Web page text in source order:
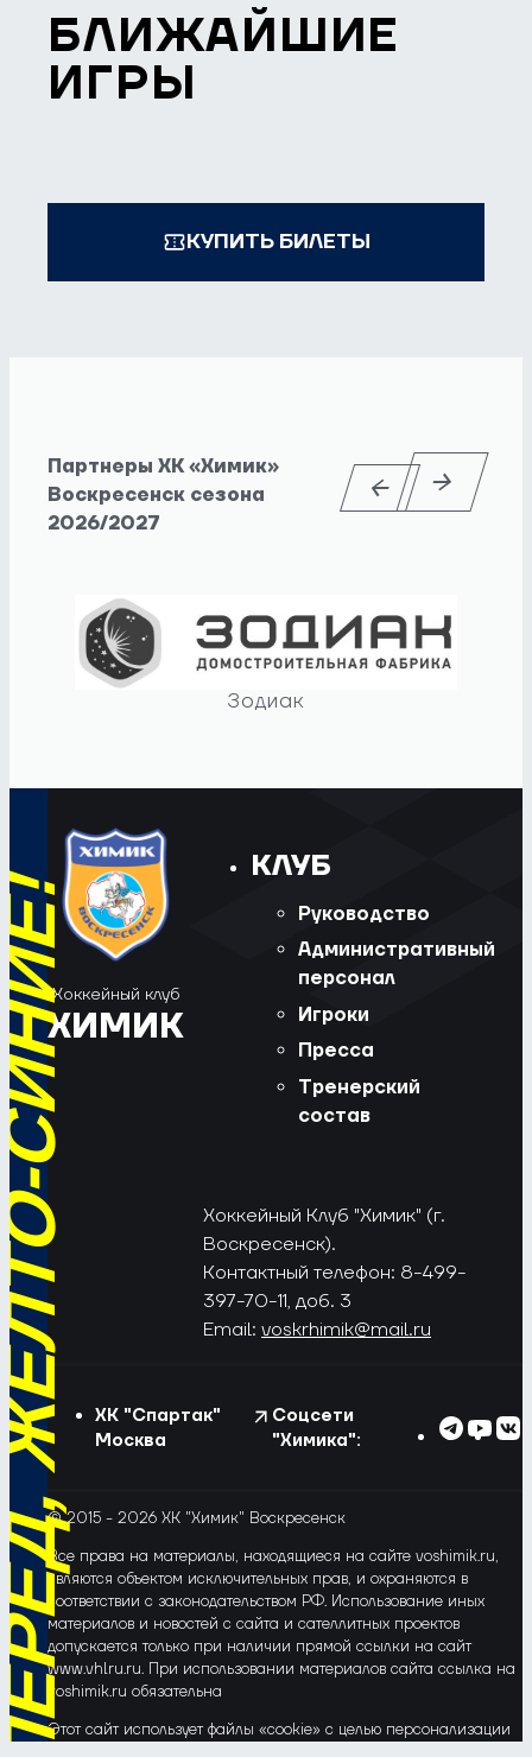
БЛИЖАЙШИЕ
ИГРЫ
КУПИТЬ БИЛЕТЫ
Партнеры ХК «Химик»
Воскресенск сезона
2026/2027
Зодиак
СИНИЕ!
Хоккейный клуб
ХИМИК
КЛУБ
Руководство
Административный
персонал
Игроки
Пресса
Тренерский
состав
Хоккейный Клуб "Химик" (г.
Воскресенск).
Контактный телефон: 8-499-
397-70-11, доб. 3
Email: voskrhimik@mail.ru
ХК "Спартак"
Москва
Соцсети
"Химика":
© 2015 - 2026 ХК "Химик" Воскресенск
Все права на материалы, находящиеся на сайте voshimik.ru,
являются объектом исключительных прав, и охраняются в
соответствии с законодательством РФ. Использование иных
материалов и новостей с сайта и сателлитных проектов
допускается только при наличии прямой ссылки на сайт
www.vhlru.ru. При использовании материалов сайта ссылка на
voshimik.ru обязательна
Этот сайт использует файлы «cookie» с целью персонализации